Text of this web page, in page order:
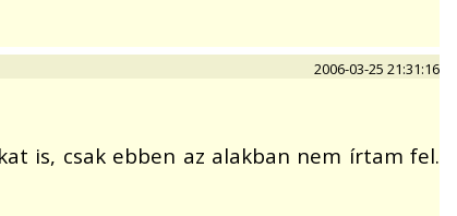
2006-03-25 21:31:16
is, csak ebben az alakban nem írtam fel.